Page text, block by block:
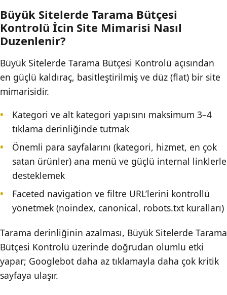
Büyük Sitelerde Tarama Bütçesi
Kontrolü İcin Site Mimarisi Nasıl
Duzenlenir?
Büyük Sitelerde Tarama Bütçesi Kontrolü açısından
en güçlü kaldıraç, basitleştirilmiş ve düz (flat) bir site
mimarisidir.
Kategori ve alt kategori yapısını maksimum 3–4
tıklama derinliğinde tutmak
Önemli para sayfalarını (kategori, hizmet, en çok
satan ürünler) ana menü ve güçlü internal linklerle
desteklemek
Faceted navigation ve filtre URL’lerini kontrollü
yönetmek (noindex, canonical, robots.txt kuralları)
Tarama derinliğinin azalması, Büyük Sitelerde Tarama
Bütçesi Kontrolü üzerinde doğrudan olumlu etki
yapar; Googlebot daha az tıklamayla daha çok kritik
sayfaya ulaşır.